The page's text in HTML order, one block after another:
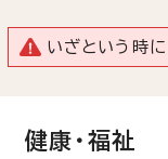
いざという時に
健康・福祉